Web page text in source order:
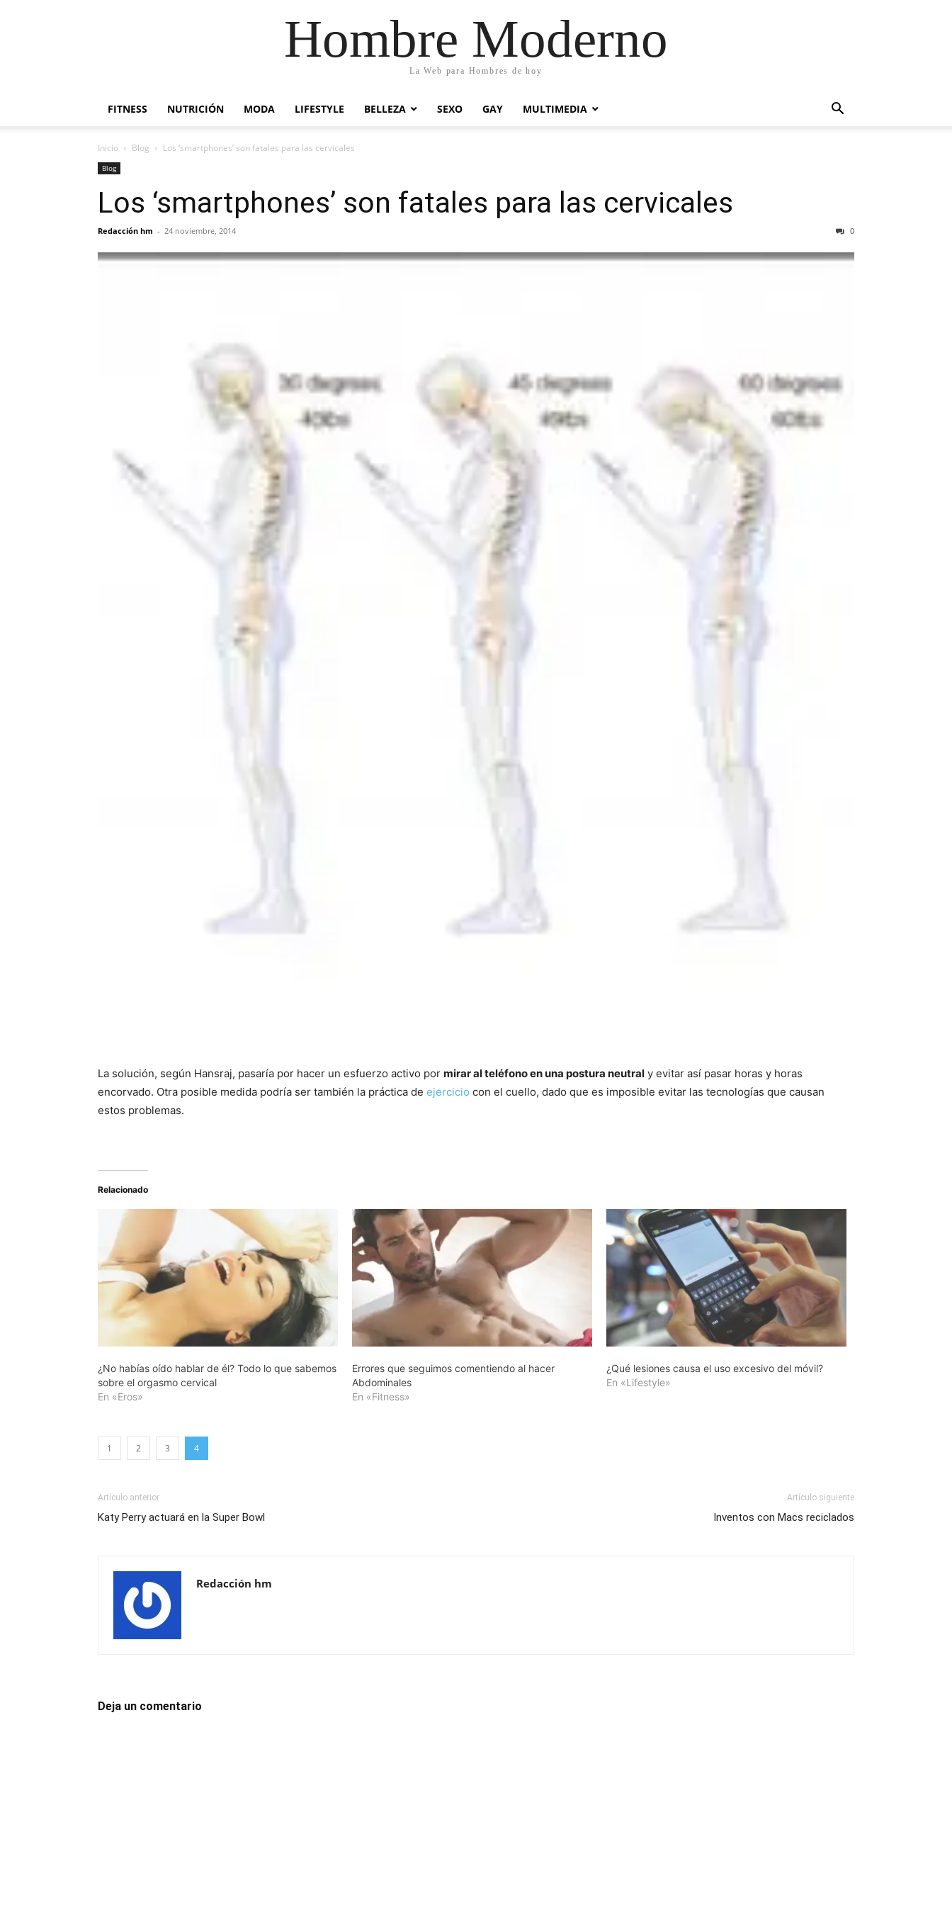
Hombre Moderno
La Web para Hombres de hoy
FITNESS NUTRICIÓN MODA LIFESTYLE BELLEZA SEXO GAY MULTIMEDIA
Inicio Blog Los ‘smartphones’ son fatales para las cervicales
Blog
Los ‘smartphones’ son fatales para las cervicales
Redacción hm - 24 noviembre, 2014 0
La solución, según Hansraj, pasaría por hacer un esfuerzo activo por mirar al teléfono en una postura neutral y evitar así pasar horas y horas
encorvado. Otra posible medida podría ser también la práctica de ejercicio con el cuello, dado que es imposible evitar las tecnologías que causan
estos problemas.
Relacionado
¿No habías oído hablar de él? Todo lo que sabemos
sobre el orgasmo cervical
En «Eros»
Errores que seguimos comentiendo al hacer
Abdominales
En «Fitness»
¿Qué lesiones causa el uso excesivo del móvil?
En «Lifestyle»
1 2 3 4
Artículo anterior
Katy Perry actuará en la Super Bowl
Artículo siguiente
Inventos con Macs reciclados
Redacción hm
Deja un comentario